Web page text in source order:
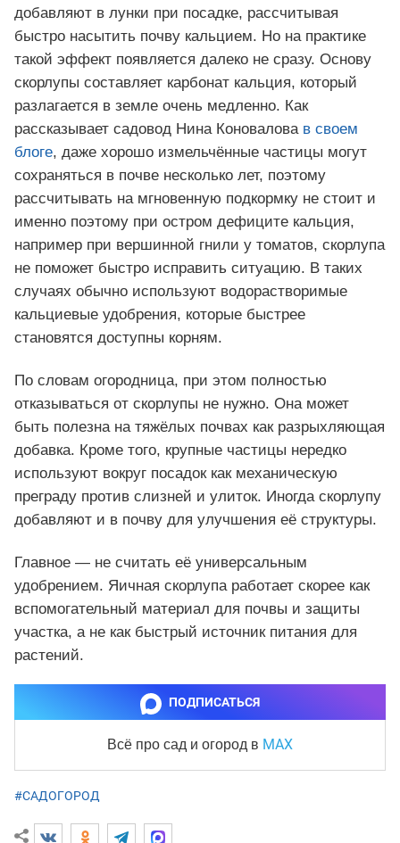
добавляют в лунки при посадке, рассчитывая
быстро насытить почву кальцием. Но на практике
такой эффект появляется далеко не сразу. Основу
скорлупы составляет карбонат кальция, который
разлагается в земле очень медленно. Как
рассказывает садовод Нина Коновалова в своем
блоге, даже хорошо измельчённые частицы могут
сохраняться в почве несколько лет, поэтому
рассчитывать на мгновенную подкормку не стоит и
именно поэтому при остром дефиците кальция,
например при вершинной гнили у томатов, скорлупа
не поможет быстро исправить ситуацию. В таких
случаях обычно используют водорастворимые
кальциевые удобрения, которые быстрее
становятся доступны корням.
По словам огородница, при этом полностью
отказываться от скорлупы не нужно. Она может
быть полезна на тяжёлых почвах как разрыхляющая
добавка. Кроме того, крупные частицы нередко
используют вокруг посадок как механическую
преграду против слизней и улиток. Иногда скорлупу
добавляют и в почву для улучшения её структуры.
Главное — не считать её универсальным
удобрением. Яичная скорлупа работает скорее как
вспомогательный материал для почвы и защиты
участка, а не как быстрый источник питания для
растений.
ПОДПИСАТЬСЯ
Всё про сад и огород в MAX
#САДОГОРОД